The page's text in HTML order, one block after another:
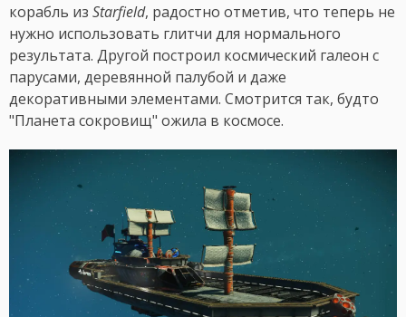
корабль из Starfield, радостно отметив, что теперь не
нужно использовать глитчи для нормального
результата. Другой построил космический галеон с
парусами, деревянной палубой и даже
декоративными элементами. Смотрится так, будто
"Планета сокровищ" ожила в космосе.